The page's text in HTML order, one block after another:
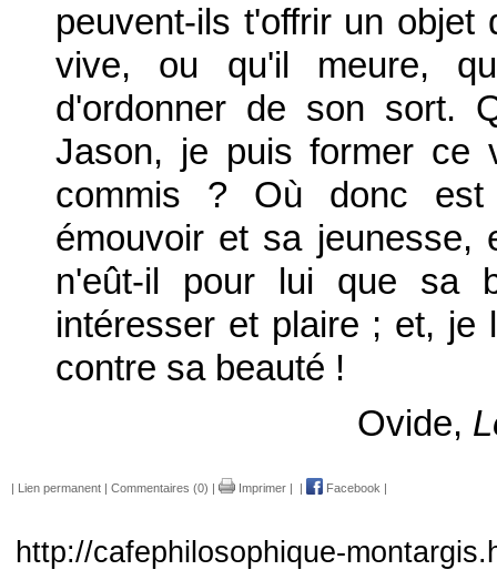
peuvent-ils t'offrir un
vive, ou qu'il meure,
d'ordonner de son sort.
Jason, je puis former ce
commis ? Où donc
émouvoir et sa
n'eût-il pour lui que sa
intéresser et plaire ; et, je
contre sa beauté !
Ovide,
| Lien permanent | Commentaires (0) | Imprimer | | Facebook |
http://cafephilosophique-